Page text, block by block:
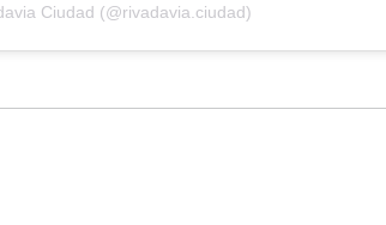
Ciudad (@rivadavia.ciudad)